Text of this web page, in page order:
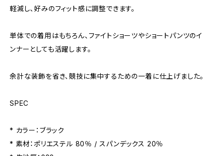
軽減し、好みのフィット感に調整できます。
単体での着用はもちろん、ファイトショーツやショートパンツのイ
ンナーとしても活躍します。
余計な装飾を省き、競技に集中するための一着に仕上げました。
SPEC
* カラー：ブラック
* 素材：ポリエステル 80％ / スパンデックス 20％